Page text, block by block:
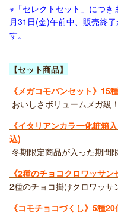
※「セレクトセット」につき
月31 日(金)午前中、販売終
す。
【セット商品】
《メガコモパンセット》15
おいしさボリュームメガ級
《イタリアンカラー化粧箱
込)
冬期限定商品が入った期間
《2種のチョコクロワッサン
2種のチョコ掛けクロワッ
《コモチョコづくし》5種